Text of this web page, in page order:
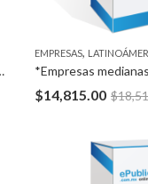
Campeche, Tabasco, Oaxaca y Quintana Roo
EMPRESAS,
$14,815.00 $